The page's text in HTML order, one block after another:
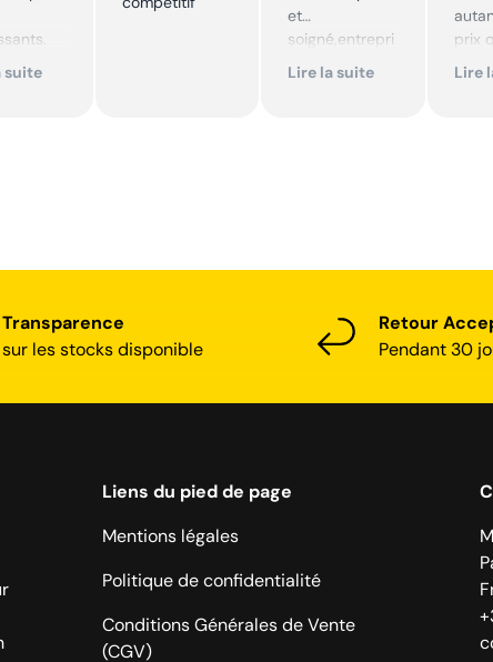
suivi !
suite
et
soigné,entrepri
se sérieuse
Lire la suite
prix
Lire
Transparence
sur les stocks disponible
Retour
Pendant 30
Liens du pied de page
Mentions légales
Politique de confidentialité
Conditions Générales de Vente
(CGV)